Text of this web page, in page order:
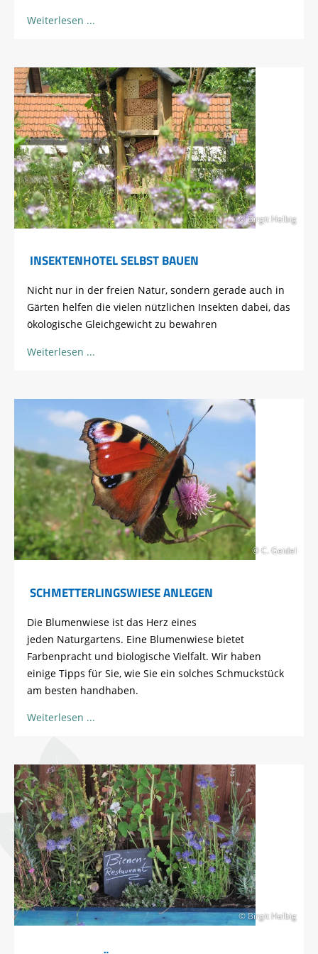
Weiterlesen
© Birgit Helbig
INSEKTENHOTEL SELBST BAUEN
Nicht nur in der freien Natur, sondern gerade auch in
Gärten helfen die vielen nützlichen Insekten dabei, das
ökologische Gleichgewicht zu bewahren
Weiterlesen
© C. Geidel
SCHMETTERLINGSWIESE ANLEGEN
Die Blumenwiese ist das Herz eines
jeden Naturgartens. Eine Blumenwiese bietet
Farbenpracht und biologische Vielfalt. Wir haben
einige Tipps für Sie, wie Sie ein solches Schmuckstück
am besten handhaben.
Weiterlesen
© Birgit Helbig